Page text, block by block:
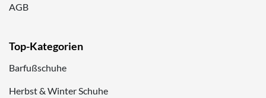
AGB
Top-Kategorien
Barfußschuhe
Herbst & Winter Schuhe